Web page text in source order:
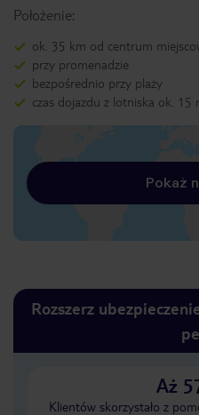
Położenie:
ok. 35 km od centrum
przy promenadzie
bezpośrednio przy plaży
czas dojazdu z lotniska ok. 15
Pokaż
Rozszerz
Aż
Klientów skorzystało z